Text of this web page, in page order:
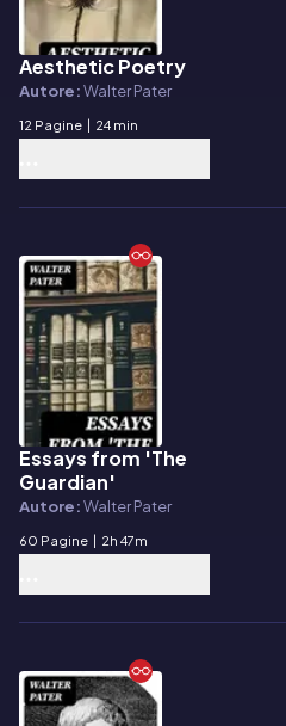
E-book
Aesthetic Poetry
Autore:Walter Pater
12 Pagine | 24 min
E-book
Essays from 'The
Guardian'
Autore:Walter Pater
60 Pagine | 2h 47m